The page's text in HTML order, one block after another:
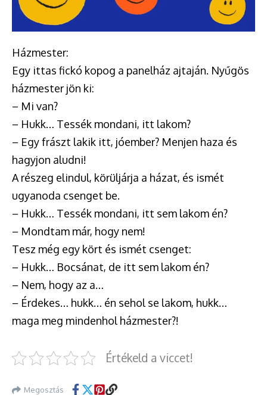
Házmester:
Egy ittas fickó kopog a panelház ajtaján. Nyűgös
házmester jön ki:
– Mi van?
– Hukk… Tessék mondani, itt lakom?
– Egy frászt lakik itt, jóember? Menjen haza és
hagyjon aludni!
A részeg elindul, körüljárja a házat, és ismét
ugyanoda csenget be.
– Hukk… Tessék mondani, itt sem lakom én?
– Mondtam már, hogy nem!
Tesz még egy kört és ismét csenget:
– Hukk… Bocsánat, de itt sem lakom én?
– Nem, hogy az a…
– Érdekes… hukk… én sehol se lakom, hukk…
maga meg mindenhol házmester?!
Értékeld a viccet!
Megosztás